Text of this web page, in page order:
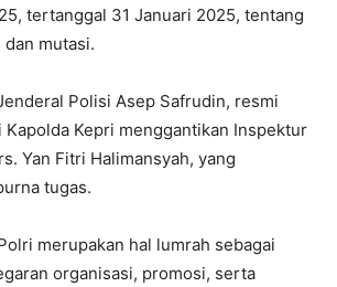
tertanggal 31 Januari 2025, tentang
mutasi.
Polisi Asep Safrudin, resmi
Kapolda Kepri menggantikan Inspektur
Yan Fitri Halimansyah, yang
tugas.
merupakan hal lumrah sebagai
organisasi, promosi, serta